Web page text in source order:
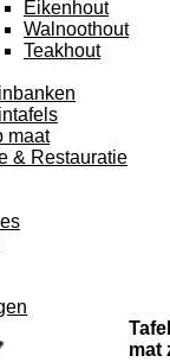
Eikenhout
Walnoothout
Teakhout
maat
& Restauratie
mat